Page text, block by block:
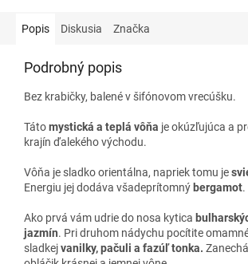
Popis Diskusia Značka
Podrobný popis
Bez krabičky, balené v šifónovom vrecúšku.
Tátomystická a teplá vôňa je okúzľujúca a
krajín ďalekého východu.
Vôňa je sladko orientálna, napriek tomu je
Energiu jej dodáva všadeprítomný bergamot.
Ako prvá vám udrie do nosa kytica
jazmín. Pri druhom nádychu pocítite
sladkejvanilky, pačuli a fazúľ tonka.